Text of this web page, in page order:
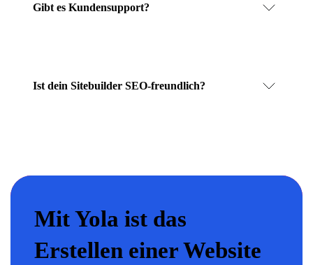
Gibt es Kundensupport?
Ist dein Sitebuilder SEO-freundlich?
Mit Yola ist das
Erstellen einer Website